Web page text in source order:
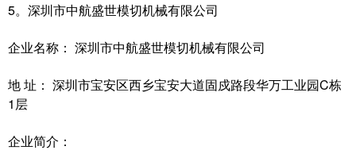
5。深圳市中航盛世模切机械有限公司
企业名称： 深圳市中航盛世模切机械有限公司
地 址： 深圳市宝安区西乡宝安大道固戍路段华万工业园C栋
1层
企业简介：